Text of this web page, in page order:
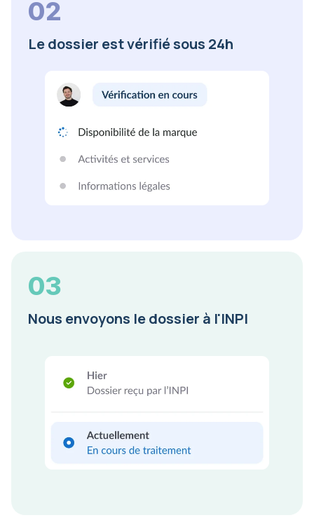
02
Le dossier est vérifié sous 24h
03
Nous envoyons le dossier à l'INPI